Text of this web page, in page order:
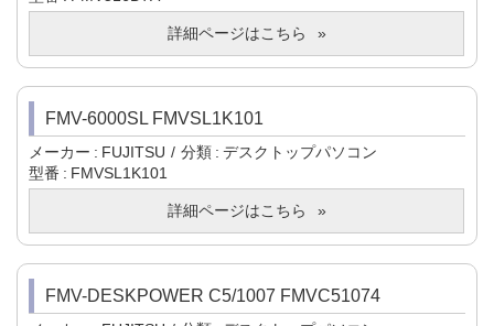
詳細ページはこちら
FMV-6000SL FMVSL1K101
メーカー FUJITSU 分類
デスクトップパソコン
型番
FMVSL1K101
詳細ページはこちら
FMV-DESKPOWER C5/1007 FMVC51074